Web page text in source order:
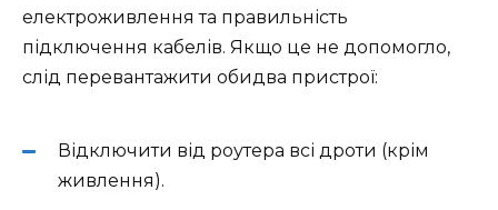
електроживлення та правильність
підключення кабелів. Якщо це не допомогло,
слід перевантажити обидва пристрої:
Відключити від роутера всі дроти (крім
живлення).